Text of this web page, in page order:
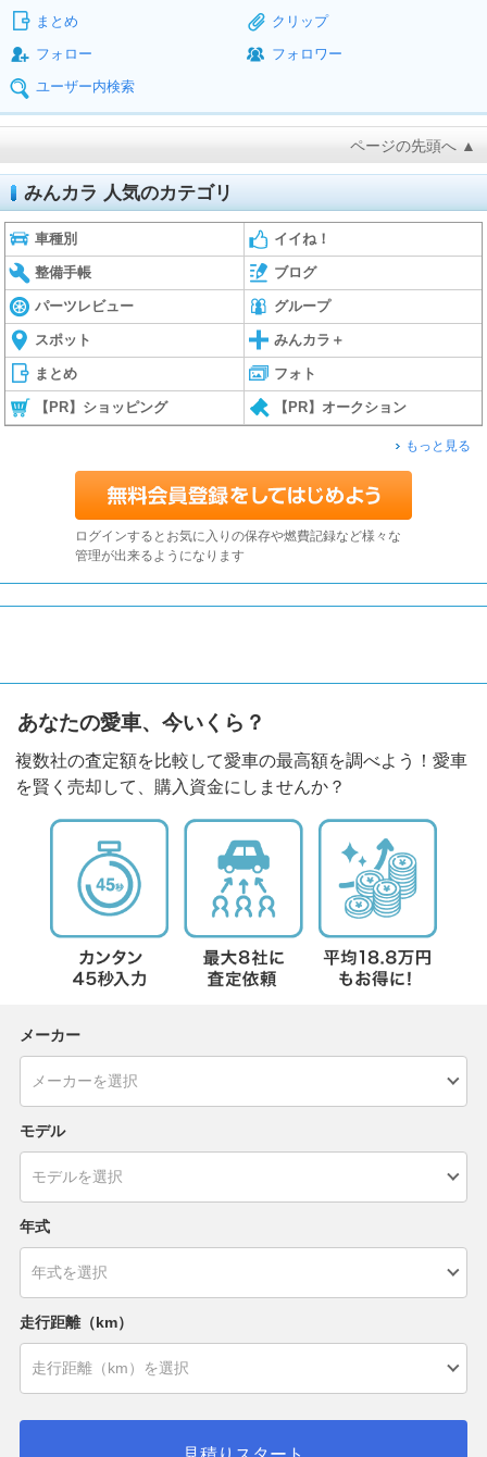
まとめ
クリップ
フォロー
フォロワー
ユーザー内検索
ページの先頭へ ▲
みんカラ 人気のカテゴリ
車種別 イイね！
整備手帳 ブログ
パーツレビュー グループ
スポット みんカラ＋
まとめ フォト
【PR】ショッピング 【PR】オークション
もっと見る
ログインするとお気に入りの保存や燃費記録など様々な
管理が出来るようになります
あなたの愛車、今いくら？
複数社の査定額を比較して愛車の最高額を調べよう！愛車
を賢く売却して、購入資金にしませんか？
メーカー
モデル
年式
走行距離（km）